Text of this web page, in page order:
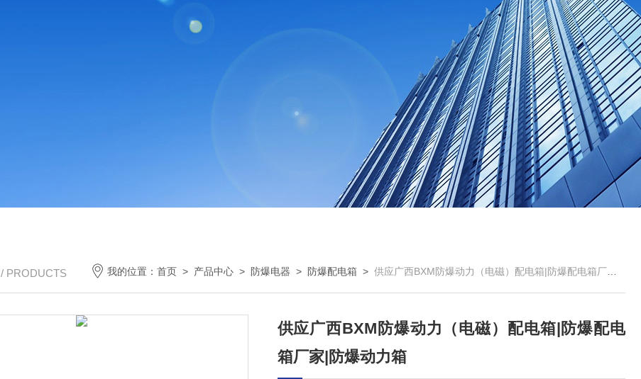
/ PRODUCTS 我的位置：首页 > 产品中心 > 防爆电器 > 防爆配电箱 >供应广西BXM防爆动力（电磁）配电箱|防爆配电箱厂家|防爆动力箱
供应广西BXM防爆动力（电磁）配电箱|防爆配电
箱厂家|防爆动力箱